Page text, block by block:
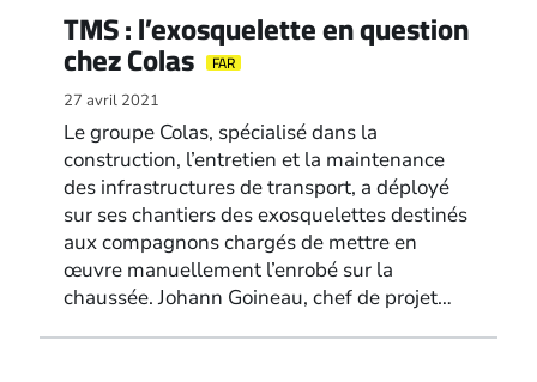
TMS : l’exosquelette en question
chez Colas FAR
27 avril 2021
Le groupe Colas, spécialisé dans la
construction, l’entretien et la maintenance
des infrastructures de transport, a déployé
sur ses chantiers des exosquelettes destinés
aux compagnons chargés de mettre en
œuvre manuellement l’enrobé sur la
chaussée. Johann Goineau, chef de projet…